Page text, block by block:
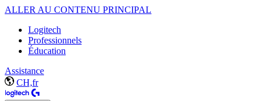
ALLER AU CONTENU PRINCIPAL
Logitech
Professionnels
Éducation
Assistance
CH,fr